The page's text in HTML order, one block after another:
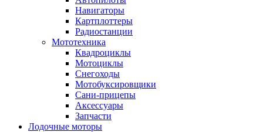
Навигаторы
Картплоттеры
Радиостанции
Мототехника
Квадроциклы
Мотоциклы
Снегоходы
Мотобуксировщики
Сани-прицепы
Аксессуары
Запчасти
Лодочные моторы